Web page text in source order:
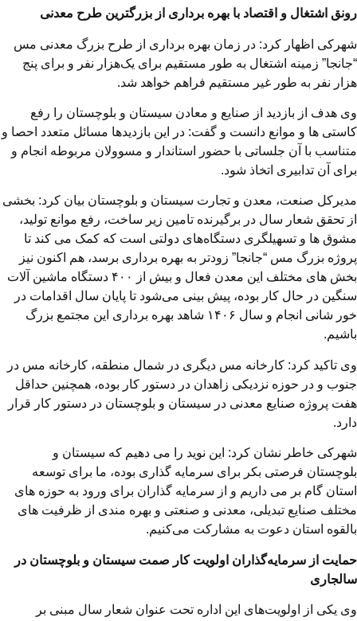
رونق اشتغال و اقتصاد با بهره برداری از بزرگترین طرح معدنی
شهرکی اظهار کرد: در زمان بهره برداری از طرح بزرگ معدنی مس
“جانجا” زمینه اشتغال به طور مستقیم برای یک‌هزار نفر و برای پنج
هزار نفر به طور غیر مستقیم فراهم خواهد شد.
وی هدف از بازدید از صنایع و معادن سیستان و بلوچستان را رفع
کاستی ها و موانع دانست و گفت: در این بازدیدها مسائل متعدد احصا و
متناسب با آن جلساتی با حضور استاندار و مسوولان مربوطه انجام و
برای آن تدابیری اتخاذ شود.
مدیرکل صنعت، معدن و تجارت سیستان و بلوچستان بیان کرد: بخشی
از تحقق شعار سال در برگیرنده تامین زیر ساخت، رفع موانع تولید،
مشوق ها و تسهیلگری دستگاه‌های دولتی است که کمک می کند تا
پروژه بزرگ مس “جانجا” زودتر به بهره برداری برسد، هم اکنون نیز
بخش های مختلف این معدن فعال و بیش از ۴۰۰ دستگاه ماشین آلات
سنگین در حال کار بوده، پیش بینی می‌شود تا پایان سال اقدامات در
خور شانی انجام و سال ۱۴۰۶ شاهد بهره برداری این مجتمع بزرگ
باشیم.
وی تاکید کرد: کارخانه مس دیگری در شمال منطقه، کارخانه مس در
جنوب و در حوزه نزدیکی زاهدان در دستور کار بوده، همچنین حداقل
هفت پروژه صنایع معدنی در سیستان و بلوچستان در دستور کار قرار
دارد.
شهرکی خاطر نشان کرد: این نوید را می دهیم که سیستان و
بلوچستان فرصتی بکر برای سرمایه گذاری بوده، ما برای توسعه
استان گام بر می داریم و از سرمایه گذاران برای ورود به حوزه های
مختلف صنایع تبدیلی، معدنی و صنعتی و بهره مندی از ظرفیت های
بالقوه استان دعوت به مشارکت می‌کنیم.
حمایت از سرمایه‌گذاران اولویت کار صمت سیستان و بلوچستان در
سالجاری
وی یکی از اولویت‌های این اداره تحت عنوان شعار سال مبنی بر